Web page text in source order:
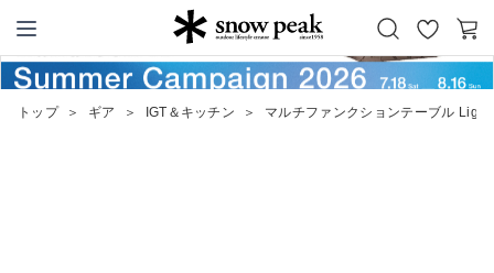
Snow Peak
お
カ
ー
トップ ＞ ギア ＞ IGT＆キッチン ＞ マルチファンクションテーブル